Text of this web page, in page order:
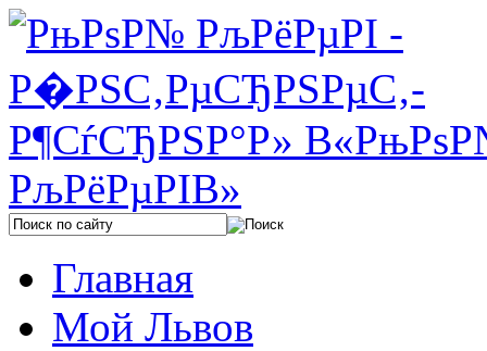
Главная
Мой Львов